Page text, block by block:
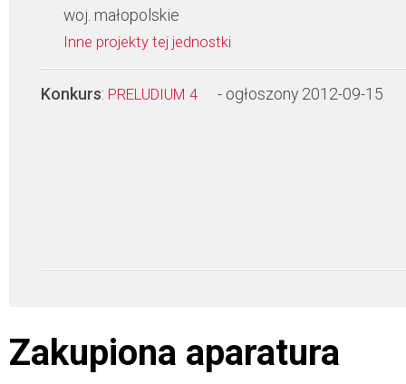
woj. małopolskie
Inne projekty tej jednostki
Konkurs: PRELUDIUM 4 - ogłoszony 2012-09-15
Zakupiona aparatura